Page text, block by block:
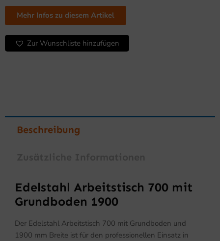
Mehr Infos zu diesem Artikel
Zur Wunschliste hinzufügen
Beschreibung
Edelstahl Arbeitstisch 700 mit
Grundboden 1900
Der Edelstahl Arbeitstisch 700 mit Grundboden und
1900 mm Breite ist für den professionellen Einsatz in